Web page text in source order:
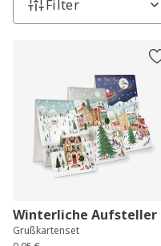
Filter
Winterliche Aufsteller
Grußkartenset